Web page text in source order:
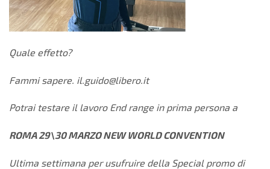
Quale effetto?
Fammi sapere. il.guido@libero.it
Potrai testare il lavoro End range in prima persona a
ROMA 29\30 MARZO NEW WORLD CONVENTION
Ultima settimana per usufruire della Special promo di